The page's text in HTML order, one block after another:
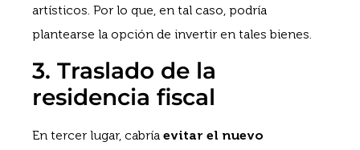
artísticos. Por lo que, en tal caso, podría
plantearse la opción de invertir en tales bienes.
3. Traslado de la
residencia fiscal
En tercer lugar, cabría evitar el nuevo